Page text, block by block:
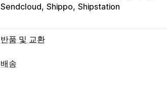
Sendcloud Shippo Shipstation
반품 및 교환
반품 옵션
배송